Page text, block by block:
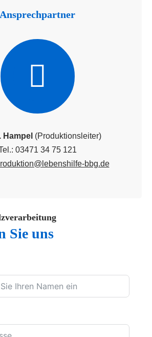
Ansprechpartner
Hampel (Produktionsleiter)
03471 34 75 121
bbg.de
Sie uns